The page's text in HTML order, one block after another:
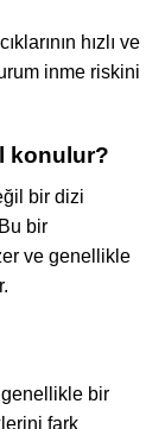
hızlı ve
inme riskini
konulur?
bir dizi
bir
ve genellikle
bir
fark